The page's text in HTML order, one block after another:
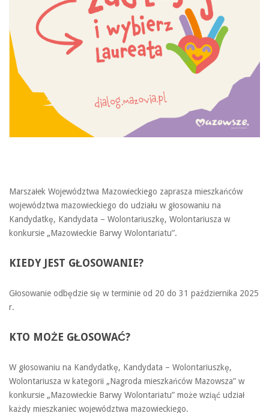
Marszałek Województwa Mazowieckiego zaprasza mieszkańców
województwa mazowieckiego do udziału w głosowaniu na
Kandydatkę, Kandydata – Wolontariuszkę, Wolontariusza w
konkursie „Mazowieckie Barwy Wolontariatu”.
KIEDY JEST GŁOSOWANIE?
Głosowanie odbędzie się w terminie od 20 do 31 października 2025
r.
KTO MOŻE GŁOSOWAĆ?
W głosowaniu na Kandydatkę, Kandydata – Wolontariuszkę,
Wolontariusza w kategorii „Nagroda mieszkańców Mazowsza” w
konkursie „Mazowieckie Barwy Wolontariatu” może wziąć udział
każdy mieszkaniec województwa mazowieckiego.